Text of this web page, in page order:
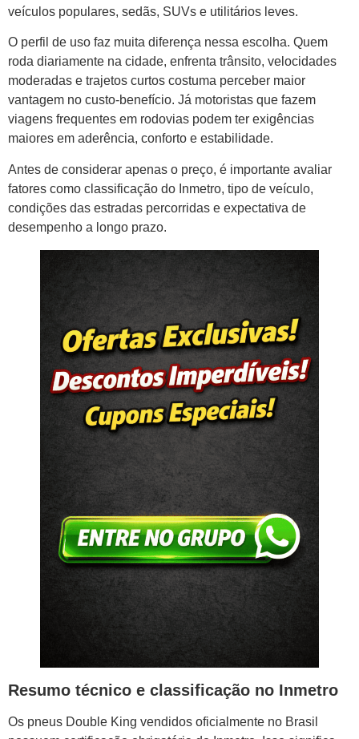
veículos populares, sedãs, SUVs e utilitários leves.
O perfil de uso faz muita diferença nessa escolha. Quem
roda diariamente na cidade, enfrenta trânsito, velocidades
moderadas e trajetos curtos costuma perceber maior
vantagem no custo-benefício. Já motoristas que fazem
viagens frequentes em rodovias podem ter exigências
maiores em aderência, conforto e estabilidade.
Antes de considerar apenas o preço, é importante avaliar
fatores como classificação do Inmetro, tipo de veículo,
condições das estradas percorridas e expectativa de
desempenho a longo prazo.
Resumo técnico e classificação no Inmetro
Os pneus Double King vendidos oficialmente no Brasil